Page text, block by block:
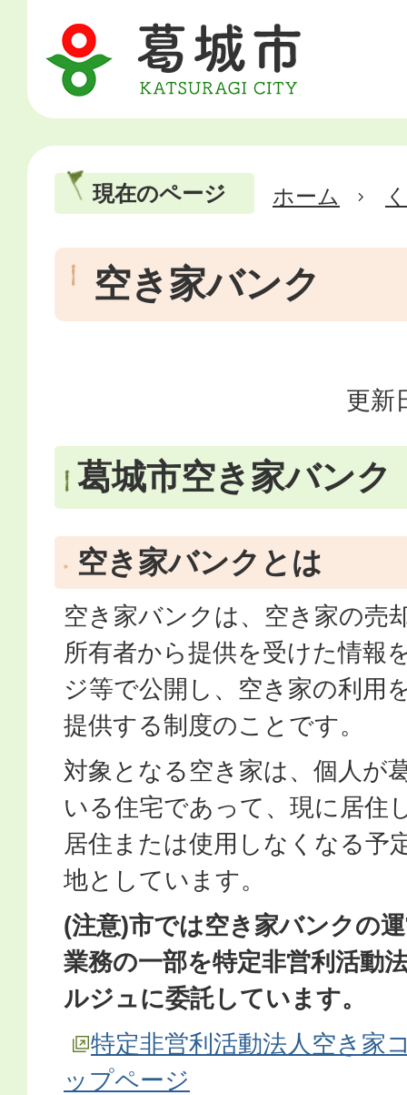
現在のページ ホーム
空き家バンク
更新
葛城市空き家バンク
空き家バンクとは
空き家バンクは、空き家の売
所有者から提供を受けた情報
ジ等で公開し、空き家の利用
提供する制度のことです。
対象となる空き家は、個人が
いる住宅であって、現に居住
居住または使用しなくなる予
地としています。
(注意)市では空き家バンクの
業務の一部を特定非営利活動
ルジュに委託しています。
特定非営利活動法人空き家
ップページ